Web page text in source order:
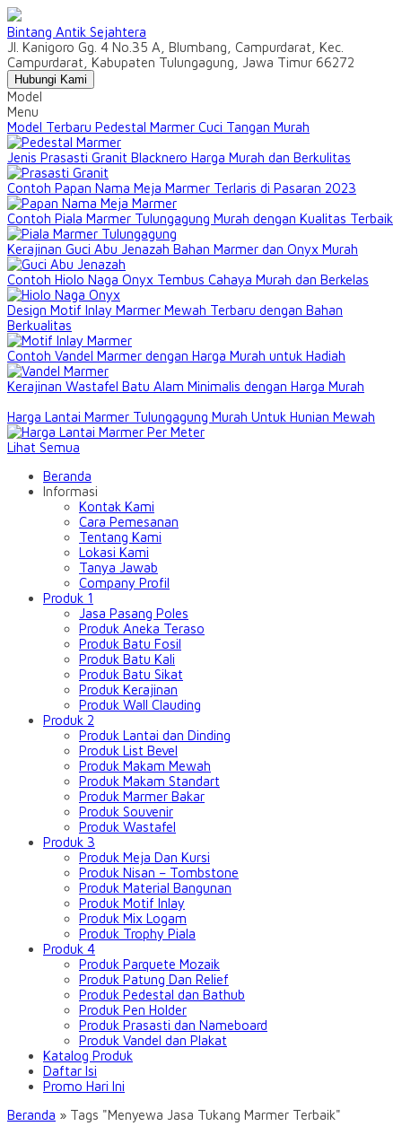
Bintang Antik Sejahtera
Jl. Kanigoro Gg. 4 No.35 A, Blumbang, Campurdarat, Kec.
Campurdarat, Kabupaten Tulungagung, Jawa Timur 66272
Hubungi Kami
Model
Menu
Model Terbaru Pedestal Marmer Cuci Tangan Murah
Jenis Prasasti Granit Blacknero Harga Murah dan Berkulitas
Contoh Papan Nama Meja Marmer Terlaris di Pasaran 2023
Contoh Piala Marmer Tulungagung Murah dengan Kualitas Terbaik
Kerajinan Guci Abu Jenazah Bahan Marmer dan Onyx Murah
Contoh Hiolo Naga Onyx Tembus Cahaya Murah dan Berkelas
Design Motif Inlay Marmer Mewah Terbaru dengan Bahan
Berkualitas
Contoh Vandel Marmer dengan Harga Murah untuk Hadiah
Kerajinan Wastafel Batu Alam Minimalis dengan Harga Murah
Harga Lantai Marmer Tulungagung Murah Untuk Hunian Mewah
Lihat Semua
Beranda
Informasi
Kontak Kami
Cara Pemesanan
Tentang Kami
Lokasi Kami
Tanya Jawab
Company Profil
Produk 1
Jasa Pasang Poles
Produk Aneka Teraso
Produk Batu Fosil
Produk Batu Kali
Produk Batu Sikat
Produk Kerajinan
Produk Wall Clauding
Produk 2
Produk Lantai dan Dinding
Produk List Bevel
Produk Makam Mewah
Produk Makam Standart
Produk Marmer Bakar
Produk Souvenir
Produk Wastafel
Produk 3
Produk Meja Dan Kursi
Produk Nisan – Tombstone
Produk Material Bangunan
Produk Motif Inlay
Produk Mix Logam
Produk Trophy Piala
Produk 4
Produk Parquete Mozaik
Produk Patung Dan Relief
Produk Pedestal dan Bathub
Produk Pen Holder
Produk Prasasti dan Nameboard
Produk Vandel dan Plakat
Katalog Produk
Daftar Isi
Promo Hari Ini
Beranda » Tags "Menyewa Jasa Tukang Marmer Terbaik"